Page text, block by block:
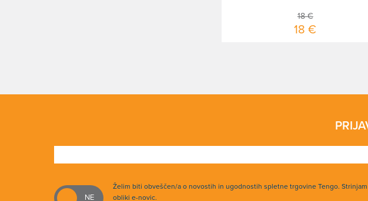
18 €
18 €
Želim biti obveščen/a o novostih in ugodnostih spletne trgovine Tengo.
obliki e-novic.